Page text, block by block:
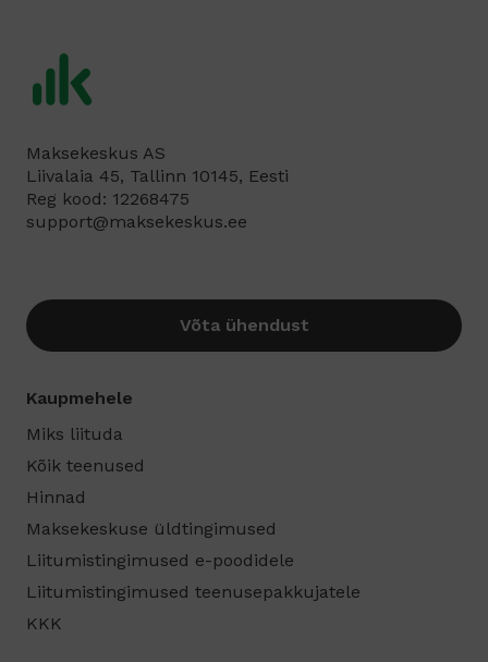
Maksekeskus AS
Liivalaia 45, Tallinn 10145, Eesti
Reg kood: 12268475
support@maksekeskus.ee
Võta ühendust
Kaupmehele
Miks liituda
Kõik teenused
Hinnad
Maksekeskuse üldtingimused
Liitumistingimused e-poodidele
Liitumistingimused teenusepakkujatele
KKK